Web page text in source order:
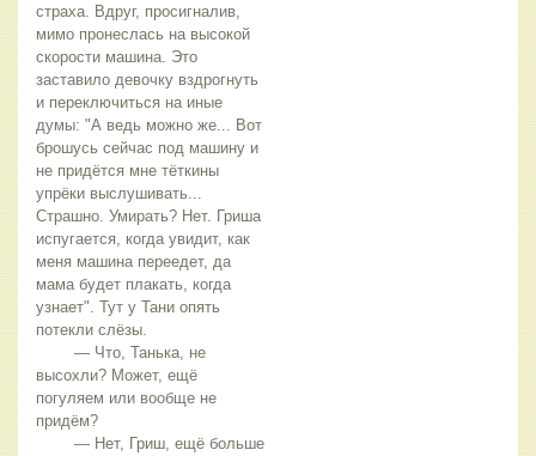
страха. Вдруг, просигналив,
мимо пронеслась на высокой
скорости машина. Это
заставило девочку вздрогнуть
и переключиться на иные
думы: "А ведь можно же... Вот
брошусь сейчас под машину и
не придётся мне тёткины
упрёки выслушивать...
Страшно. Умирать? Нет. Гриша
испугается, когда увидит, как
меня машина переедет, да
мама будет плакать, когда
узнает". Тут у Тани опять
потекли слёзы.
высохли? Может, ещё
погуляем или вообще не
придём?